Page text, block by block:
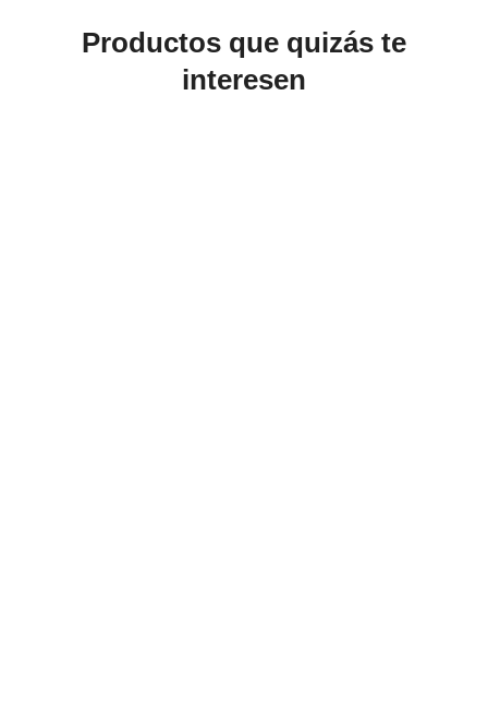
Productos que quizás te
interesen